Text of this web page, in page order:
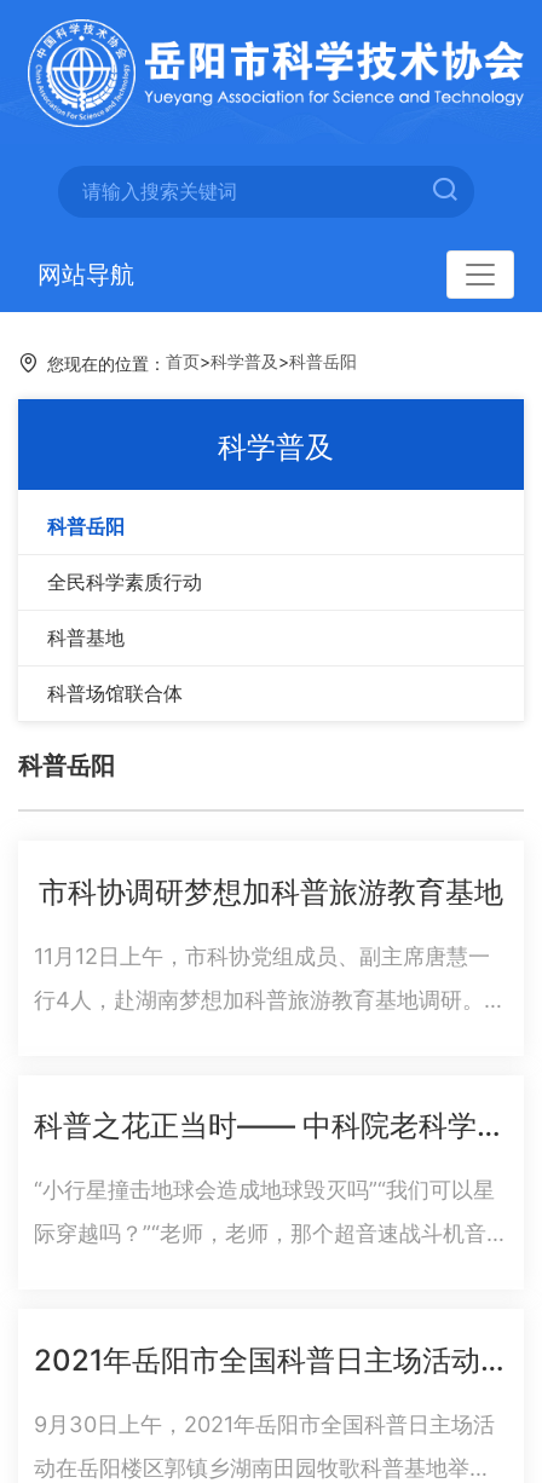
网站导航
您现在的位置： 首页>科学普及>科普岳阳
科学普及
科普岳阳
全民科学素质行动
科普基地
科普场馆联合体
科普岳阳
市科协调研梦想加科普旅游教育基地
11月12日上午，市科协党组成员、副主席唐慧一
行4人，赴湖南梦想加科普旅游教育基地调研。市
有超过4000平米的省内最大的创客教育全产业链
基地，以“专注创客教…
科普之花正当时—— 中科院老科学家科普演讲团岳阳行活动
“小行星撞击地球会造成地球毁灭吗”“我们可以星
际穿越吗？”“老师，老师，那个超音速战斗机音爆
暇。9月27日—30日，岳阳市2021年全国科普日
暨中科院老…
2021年岳阳市全国科普日主场活动成功举行
9月30日上午，2021年岳阳市全国科普日主场活
动在岳阳楼区郭镇乡湖南田园牧歌科普基地举